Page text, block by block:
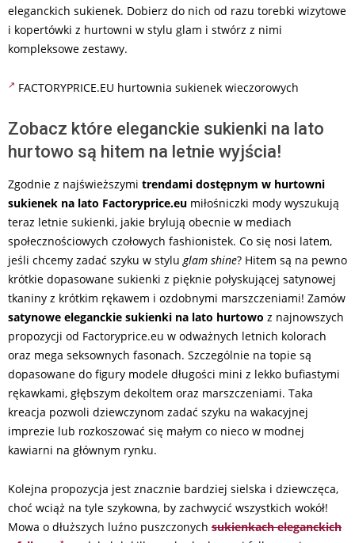
eleganckich sukienek. Dobierz do nich od razu torebki wizytowe
i kopertówki z hurtowni w stylu glam i stwórz z nimi
kompleksowe zestawy.
FACTORYPRICE.EU hurtownia sukienek wieczorowych
Zobacz które eleganckie sukienki na lato
hurtowo są hitem na letnie wyjścia!
Zgodnie z najświeższymi trendami dostępnym w hurtowni
sukienek na lato Factoryprice.eu miłośniczki mody wyszukują
teraz letnie sukienki, jakie brylują obecnie w mediach
społecznościowych czołowych fashionistek. Co się nosi latem,
jeśli chcemy zadać szyku w styluglam shine? Hitem są na pewno
krótkie dopasowane sukienki z pięknie połyskującej satynowej
tkaniny z krótkim rękawem i ozdobnymi marszczeniami! Zamów
satynowe eleganckie sukienki na lato hurtowo z najnowszych
propozycji od Factoryprice.eu w odważnych letnich kolorach
oraz mega seksownych fasonach. Szczególnie na topie są
dopasowane do figury modele długości mini z lekko bufiastymi
rękawkami, głębszym dekoltem oraz marszczeniami. Taka
kreacja pozwoli dziewczynom zadać szyku na wakacyjnej
imprezie lub rozkoszować się małym co nieco w modnej
kawiarni na głównym rynku.
Kolejna propozycja jest znacznie bardziej sielska i dziewczęca,
choć wciąż na tyle szykowna, by zachwycić wszystkich wokół!
Mowa o dłuższych luźno puszczonych sukienkach eleganckich